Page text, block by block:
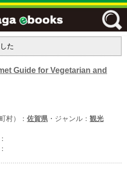
た
Guide for Vegetarian and
村）： 佐賀県・ジャンル： 観光